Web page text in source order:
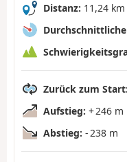
Distanz: 11,24 km
Zurück zum Start:
Aufstieg: + 246 m
Abstieg: - 238 m